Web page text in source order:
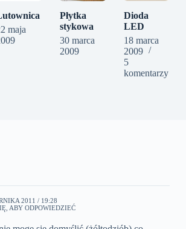
maja
Płytka
stykowa
30 marca
2009
Dioda
LED
18 marca
2009
5
komentarzy
2011 / 19:28
ABY ODPOWIEDZIEĆ